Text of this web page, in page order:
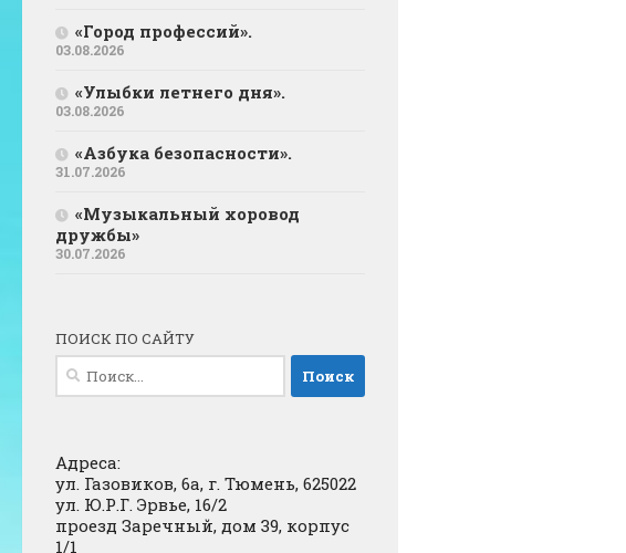
«Город профессий».
03.08.2026
«Улыбки летнего дня».
03.08.2026
«Азбука безопасности».
31.07.2026
«Музыкальный хоровод
дружбы»
30.07.2026
ПОИСК ПО САЙТУ
Найти:
Адреса:
ул. Газовиков, 6а, г. Тюмень, 625022
ул. Ю.Р.Г. Эрвье, 16/2
проезд Заречный, дом 39, корпус
1/1